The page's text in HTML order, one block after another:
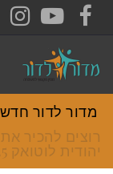
FACEBOOK
מדור לדור
רוצים להכיר
יהודית לוטואק 054-7388825.